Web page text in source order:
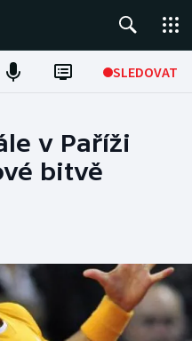
SLEDOVAT
v Paříži
bitvě